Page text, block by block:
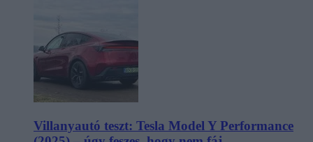
Villanyautó teszt: Tesla Model Y Performance